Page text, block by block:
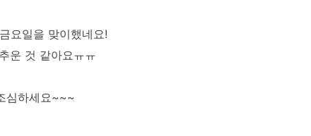
요일을 맞이했네요!
운 것 같아요ㅠㅠ
심하세요~~~